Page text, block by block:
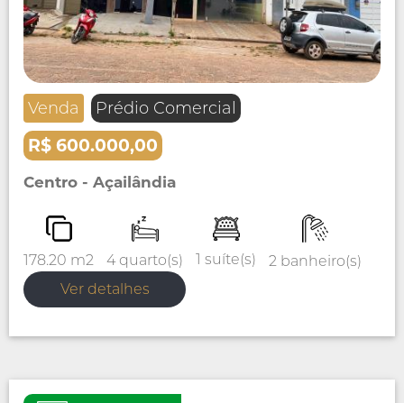
Venda Prédio Comercial
R$ 600.000,00
Centro - Açailândia
178.20 m2 4 quarto(s) 1 suíte(s)
2 banheiro(s)
Ver detalhes